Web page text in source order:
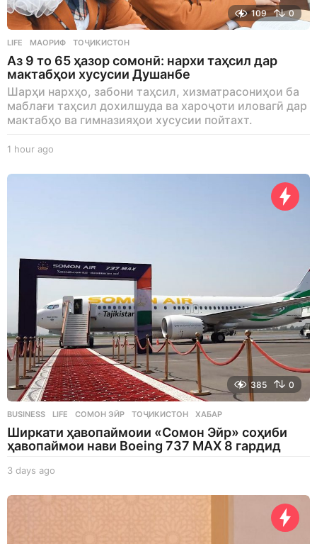
109 0
LIFE МАОРИФ ,ТОҶИКИСТОН
Аз 9 то 65 ҳазор сомонӣ: нархи таҳсил дар
мактабҳои хусусии Душанбе
Шарҳи нархҳо, забони таҳсил, хизматрасониҳои ба
маблағи таҳсил дохилшуда ва хароҷоти иловагӣ дар
мактабҳо ва гимназияҳои хусусии пойтахт.
1 hour ago
o
385 0
BUSINESS ,LIFE СОМОН ЭЙР ,ТОҶИКИСТОН ,ХАБАР
Ширкати ҳавопаймоии «Сомон Эйр» соҳиби
ҳавопаймои нави Boeing 737 MAX 8 гардид
3 days ago
a